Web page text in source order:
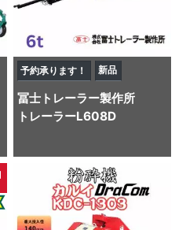
予約承ります！ 新品
冨士トレーラー製作所
トレーラーL608D